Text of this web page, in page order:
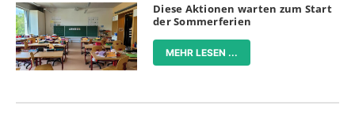
Diese Aktionen warten zum Start
der Sommerferien
MEHR LESEN ...